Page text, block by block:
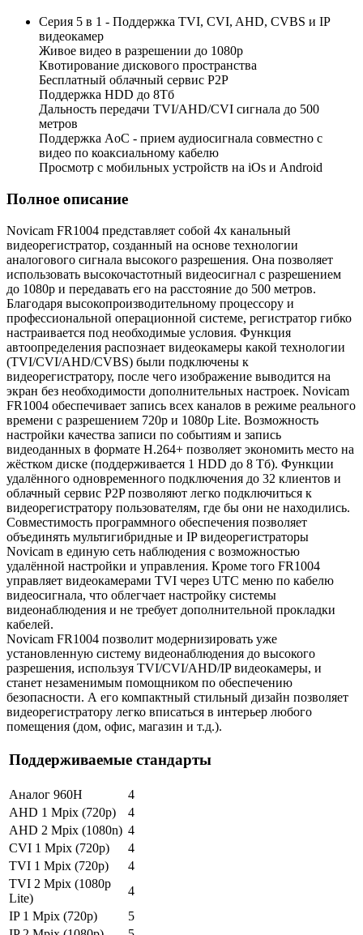
Серия 5 в 1 - Поддержка TVI, CVI, AHD, CVBS и IP
видеокамер
Живое видео в разрешении до 1080p
Квотирование дискового пространства
Бесплатный облачный сервис Р2Р
Поддержка HDD до 8Тб
Дальность передачи TVI/AHD/CVI сигнала до 500
метров
Поддержка AoC - прием аудиосигнала совместно с
видео по коаксиальному кабелю
Просмотр с мобильных устройств на iOs и Android
Полное описание
Novicam FR1004 представляет собой 4х канальный
видеорегистратор, созданный на основе технологии
аналогового сигнала высокого разрешения. Она позволяет
использовать высокочастотный видеосигнал с разрешением
до 1080p и передавать его на расстояние до 500 метров.
Благодаря высокопроизводительному процессору и
профессиональной операционной системе, регистратор гибко
настраивается под необходимые условия. Функция
автоопределения распознает видеокамеры какой технологии
(TVI/CVI/AHD/CVBS) были подключены к
видеорегистратору, после чего изображение выводится на
экран без необходимости дополнительных настроек. Novicam
FR1004 обеспечивает запись всех каналов в режиме реального
времени с разрешением 720р и 1080p Lite. Возможность
настройки качества записи по событиям и запись
видеоданных в формате H.264+ позволяет экономить место на
жёстком диске (поддерживается 1 HDD до 8 Tб). Функции
удалённого одновременного подключения до 32 клиентов и
облачный сервис P2P позволяют легко подключиться к
видеорегистратору пользователям, где бы они не находились.
Совместимость программного обеспечения позволяет
объединять мультигибридные и IP видеорегистраторы
Novicam в единую сеть наблюдения с возможностью
удалённой настройки и управления. Кроме того FR1004
управляет видеокамерами TVI через UTC меню по кабелю
видеосигнала, что облегчает настройку системы
видеонаблюдения и не требует дополнительной прокладки
кабелей.
Novicam FR1004 позволит модернизировать уже
установленную систему видеонаблюдения до высокого
разрешения, используя TVI/CVI/AHD/IP видеокамеры, и
станет незаменимым помощником по обеспечению
безопасности. А его компактный стильный дизайн позволяет
видеорегистратору легко вписаться в интерьер любого
помещения (дом, офис, магазин и т.д.).
Поддерживаемые стандарты
Аналог 960H
4
AHD 1 Mpix (720p)
4
AHD 2 Mpix (1080n) 4
CVI 1 Mpix (720p)
4
TVI 1 Mpix (720p)
4
TVI 2 Mpix (1080p
Lite)
4
IP 1 Mpix (720p)
5